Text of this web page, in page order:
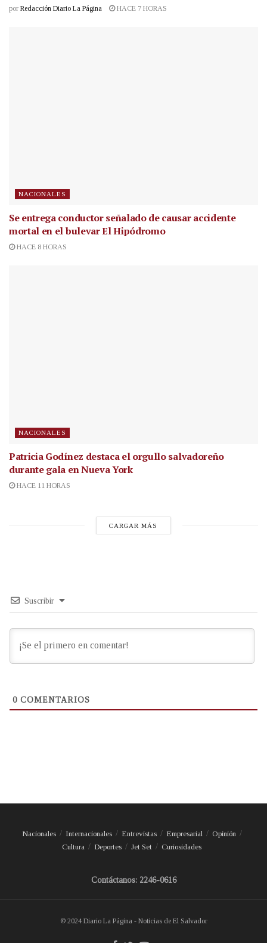
por Redacción Diario La Página HACE 7 HORAS
NACIONALES
Se entrega conductor señalado de causar accidente
mortal en el bulevar El Hipódromo
HACE 8 HORAS
NACIONALES
Patricia Godínez destaca el orgullo salvadoreño
durante gala en Nueva York
HACE 11 HORAS
CARGAR MÁS
Suscribir
0 COMENTARIOS
Nacionales Internacionales Entrevistas Empresarial
Opinión
Cultura
Deportes Jet Set Curiosidades
Contáctanos: 2246-0616
© 2024 Diario La Página - Noticias de El Salvador